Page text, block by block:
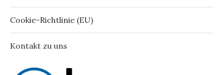
Cookie-Richtlinie (EU)
Kontakt zu uns